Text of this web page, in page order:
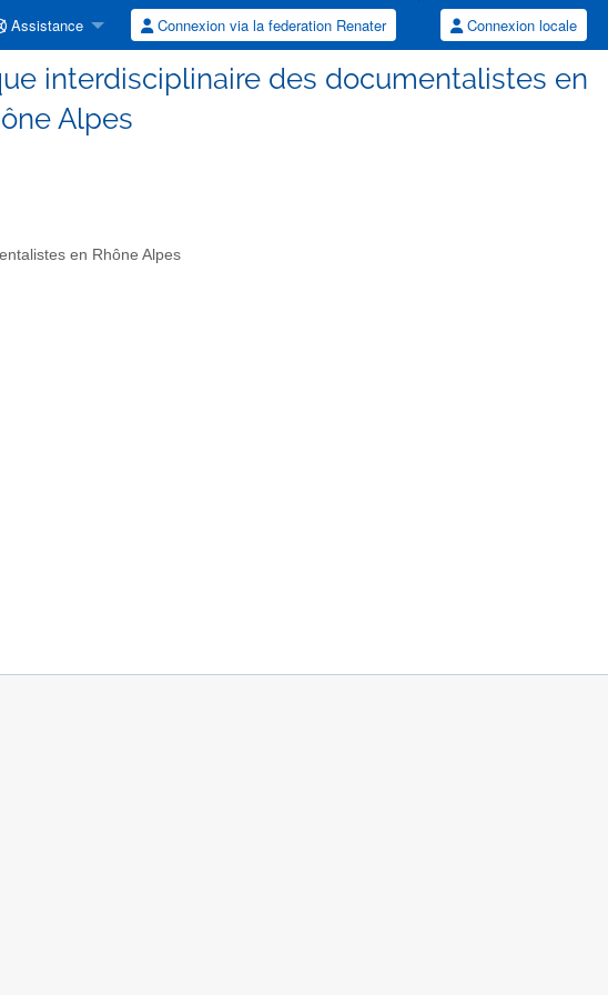
Assistance Connexion via la federation Renater Connexion locale
interdisciplinaire des documentalistes en
Alpes
en Rhône Alpes